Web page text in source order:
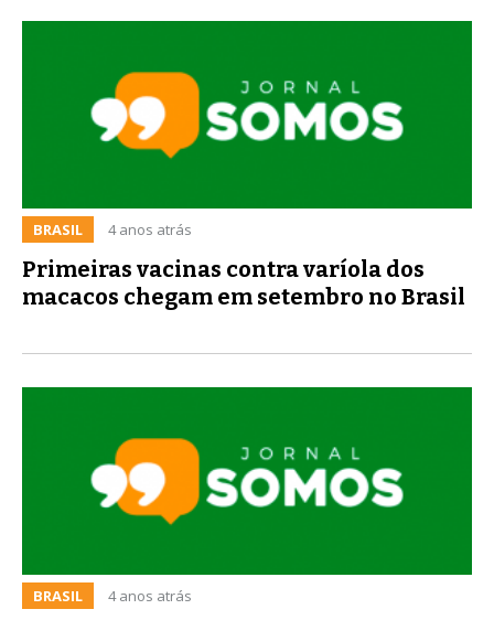
BRASIL 4 anos atrás
Primeiras vacinas contra varíola dos
macacos chegam em setembro no Brasil
BRASIL 4 anos atrás